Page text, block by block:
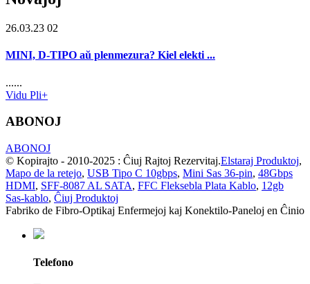
26.03.23 02
MINI, D-TIPO aŭ plenmezura? Kiel elekti ...
......
Vidu Pli+
ABONOJ
ABONOJ
© Kopirajto - 2010-2025 : Ĉiuj Rajtoj Rezervitaj.Elstaraj Produktoj,
Mapo de la retejo, USB Tipo C 10gbps, Mini Sas 36-pin, 48Gbps
HDMI, SFF-8087 AL SATA, FFC Fleksebla Plata Kablo, 12gb
Sas-kablo, Ĉiuj Produktoj
Fabriko de Fibro-Optikaj Enfermejoj kaj Konektilo-Paneloj en Ĉinio
Telefono